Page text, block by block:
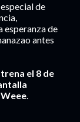
de
esperanza de
antes
el 8 de
.